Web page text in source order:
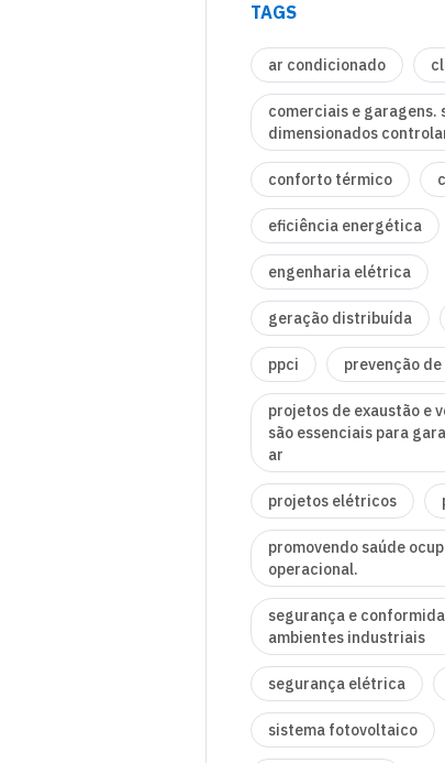
TAGS
ar condicionado
comerciais e garagens.
dimensionados
conforto térmico
eficiência energética
engenharia elétrica
geração distribuída
ppci prevenção
projetos de exaustão e
são essenciais para
ar
projetos elétricos
promovendo saúde
operacional.
segurança e
ambientes industriais
segurança elétrica
sistema fotovoltaico